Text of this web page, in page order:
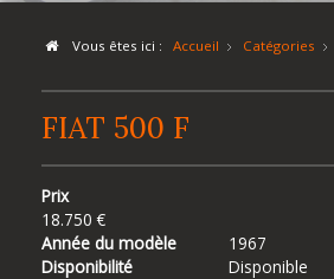
Vous êtes ici : Accueil Catégories
FIAT 500 F
Prix
18.750 €
Année du modèle
1967
Disponibilité
Disponible